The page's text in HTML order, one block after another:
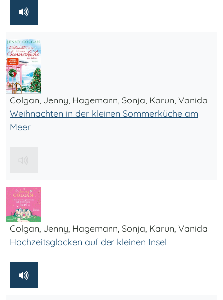
Colgan, Jenny, Hagemann, Sonja, Karun, Vanida
Weihnachten in der kleinen Sommerküche am
Meer
Colgan, Jenny, Hagemann, Sonja, Karun, Vanida
Hochzeitsglocken auf der kleinen Insel